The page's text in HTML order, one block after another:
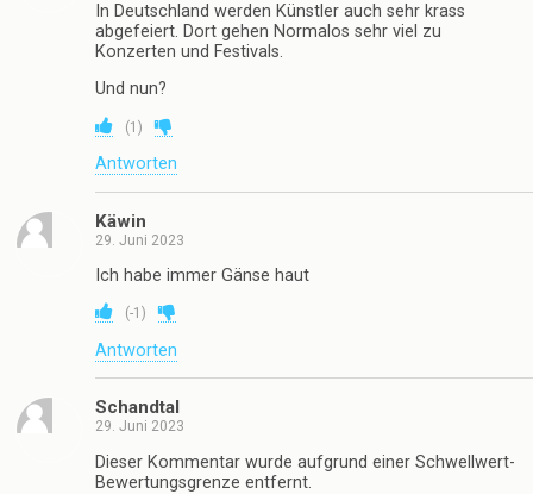
In Deutschland werden Künstler auch sehr krass
abgefeiert. Dort gehen Normalos sehr viel zu
Konzerten und Festivals.
Und nun?
(1 )
Antworten
Käwin
29. Juni 2023
Ich habe immer Gänse haut
(-1 )
Antworten
Schandtal
29. Juni 2023
Dieser Kommentar wurde aufgrund einer Schwellwert-
Bewertungsgrenze entfernt.